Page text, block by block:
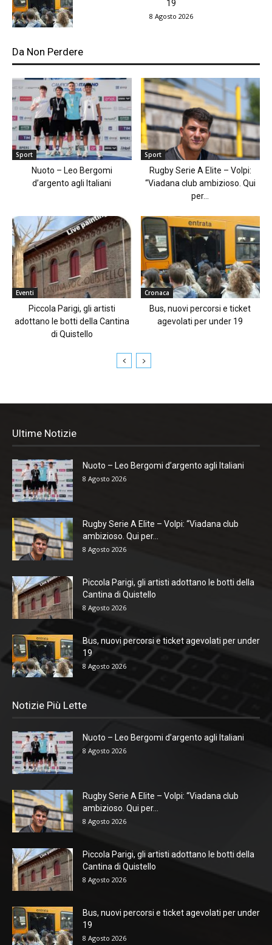
19
8 Agosto 2026
Da Non Perdere
Sport
Nuoto – Leo Bergomi
d’argento agli Italiani
Sport
Rugby Serie A Elite – Volpi:
“Viadana club ambizioso. Qui
per...
Eventi
Piccola Parigi, gli artisti
adottano le botti della Cantina
di Quistello
Cronaca
Bus, nuovi percorsi e ticket
agevolati per under 19
Ultime Notizie
Nuoto – Leo Bergomi d’argento agli Italiani
8 Agosto 2026
Rugby Serie A Elite – Volpi: “Viadana club
ambizioso. Qui per...
8 Agosto 2026
Piccola Parigi, gli artisti adottano le botti della
Cantina di Quistello
8 Agosto 2026
Bus, nuovi percorsi e ticket agevolati per under
19
8 Agosto 2026
Notizie Più Lette
Nuoto – Leo Bergomi d’argento agli Italiani
8 Agosto 2026
Rugby Serie A Elite – Volpi: “Viadana club
ambizioso. Qui per...
8 Agosto 2026
Piccola Parigi, gli artisti adottano le botti della
Cantina di Quistello
8 Agosto 2026
Bus, nuovi percorsi e ticket agevolati per under
19
8 Agosto 2026